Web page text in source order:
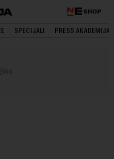
SHOP
SPECIJALI PRESS AKADEMIJA